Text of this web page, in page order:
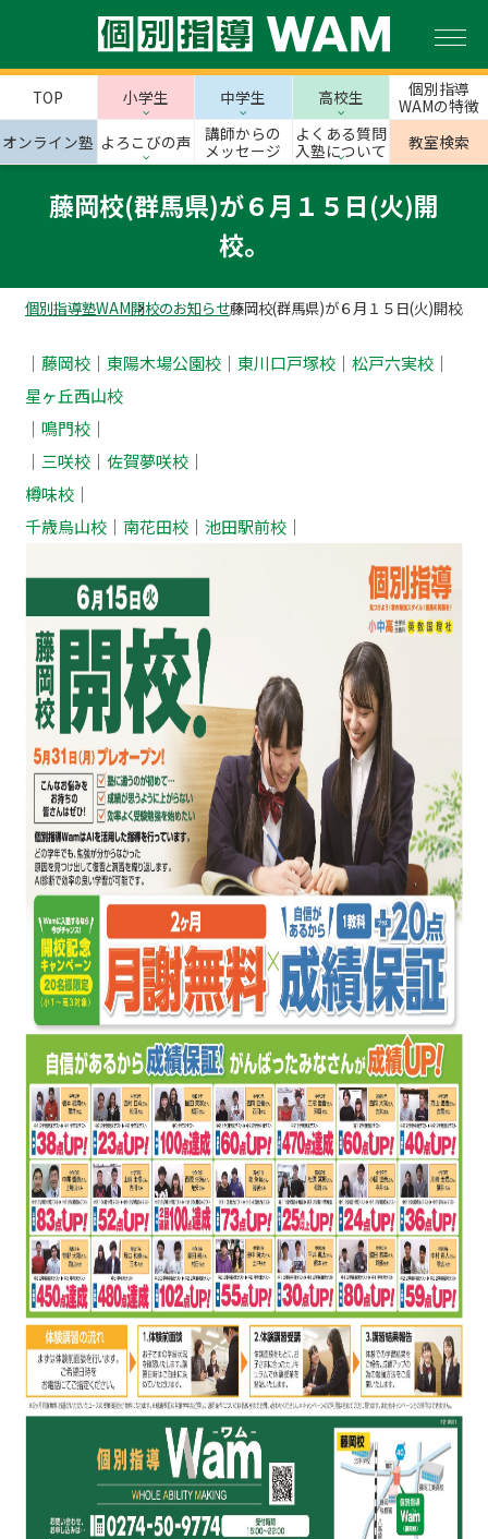
TOP 小学生 中学生 高校生
個別指導
WAMの特徴
オンライン塾 よろこびの声
講師からの
メッセージ
よくある質問
入塾について
教室検索
藤岡校(群馬県)が６月１５日(火)開
校。
個別指導塾WAM開校のお知らせ藤岡校(群馬県)が６月１５日(火)開校。
｜ 藤岡校｜ 東陽木場公園校｜ 東川口戸塚校｜ 松戸六実校｜
星ヶ丘西山校
｜ 鳴門校｜
｜ 三咲校｜ 佐賀夢咲校｜
樽味校｜
千歳烏山校｜ 南花田校｜ 池田駅前校｜